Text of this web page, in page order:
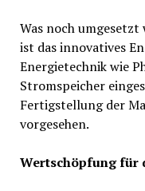
Was noch
ist das innovatives
Energietechnik wie
Stromspeicher
Fertigstellung der
vorgesehen.
Wertschöpfung für